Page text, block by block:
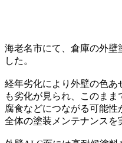
海老名市にて、倉庫の外壁
した。
経年劣化により外壁の色あ
も劣化が見られ、このま
腐食などにつながる可能
全体の塗装メンテナンスを